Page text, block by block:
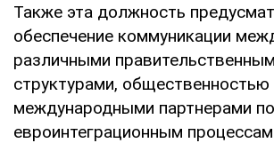
Также эта должность
обеспечение коммуникации
различными
структурами, общественностью
международными партнерами по
евроинтеграционным